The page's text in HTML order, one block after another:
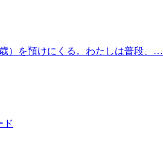
）を預けにくる。わたしは普段、…